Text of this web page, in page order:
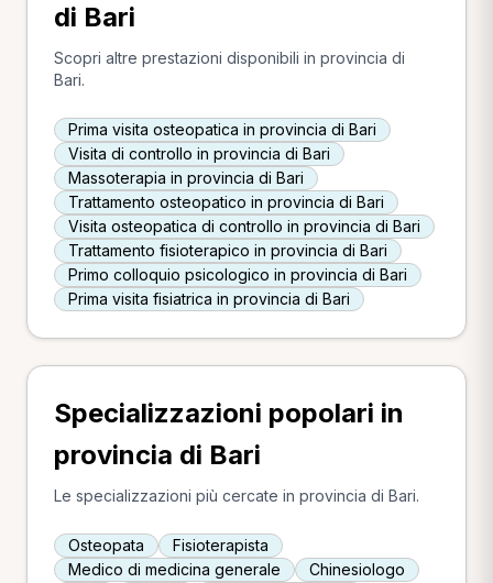
di Bari
Scopri altre prestazioni disponibili in provincia di
Bari.
Prima visita osteopatica in provincia di Bari
Visita di controllo in provincia di Bari
Massoterapia in provincia di Bari
Trattamento osteopatico in provincia di Bari
Visita osteopatica di controllo in provincia di Bari
Trattamento fisioterapico in provincia di Bari
Primo colloquio psicologico in provincia di Bari
Prima visita fisiatrica in provincia di Bari
Specializzazioni popolari in
provincia di Bari
Le specializzazioni più cercate in provincia di Bari.
Osteopata
Fisioterapista
Medico di medicina generale
Chinesiologo